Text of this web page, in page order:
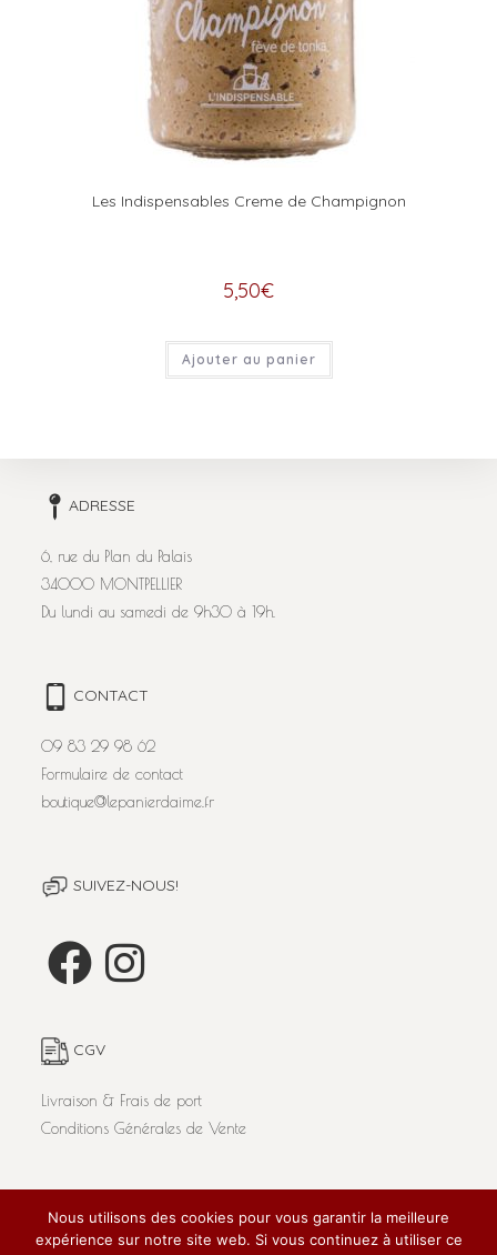
Les Indispensables Creme de Champignon
5,50€
Ajouter au panier
ADRESSE
6, rue du Plan du Palais
34000 MONTPELLIER
Du lundi au samedi de 9h30 à 19h.
CONTACT
09 83 29 98 62
Formulaire de contact
boutique@lepanierdaime.fr
SUIVEZ-NOUS!
CGV
Livraison & Frais de port
Conditions Générales de Vente
L'abus d'alcool est dangereux pour la santé. A consommer
avec modération.
Nous utilisons des cookies pour vous garantir la meilleure
expérience sur notre site web. Si vous continuez à utiliser ce